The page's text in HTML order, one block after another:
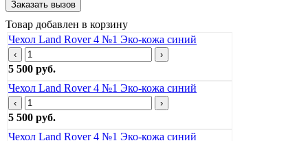
Товар добавлен в корзину
Чехол Land Rover 4 №1 Эко-кожа синий
‹ ›
5 500 руб.
Чехол Land Rover 4 №1 Эко-кожа синий
‹ ›
5 500 руб.
Чехол Land Rover 4 №1 Эко-кожа синий